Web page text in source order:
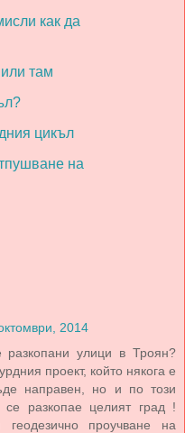
как да
там
цикъл
на
2014
улици в Троян?
проект, който някога е
направен, но и по този
разкопае целият град !
проучване на